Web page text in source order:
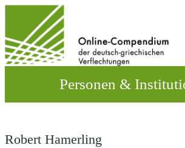
wechseln
Personen &
Robert Hamerling